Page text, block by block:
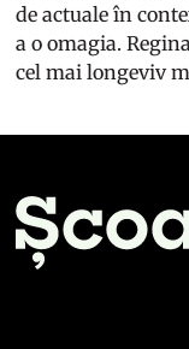
de actuale în
a o omagia.
cel mai longeviv